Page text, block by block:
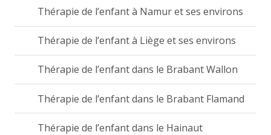
Thérapie de l’enfant à Namur et ses environs
Thérapie de l’enfant à Liège et ses environs
Thérapie de l’enfant dans le Brabant Wallon
Thérapie de l’enfant dans le Brabant Flamand
Thérapie de l’enfant dans le Hainaut